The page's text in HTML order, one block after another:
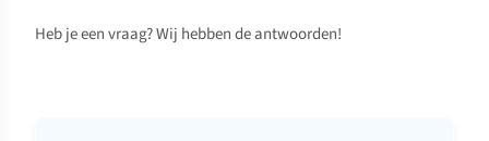
Heb je een vraag? Wij hebben de antwoorden!